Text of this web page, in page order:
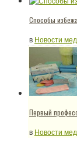
Способы
в Новости
Первый
в Новости